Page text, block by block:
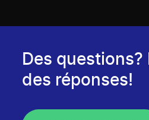
Des questions?
des réponses!